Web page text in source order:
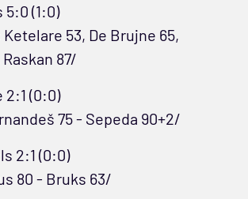
(1:0)
53, De Brujne 65,
87/
2:1 (0:0)
75 - Sepeda 90+2/
2:1 (0:0)
80 - Bruks 63/